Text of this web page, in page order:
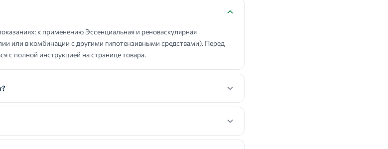
к применению Эссенциальная и реноваскулярная
или в комбинации с другими гипотензивными средствами). Перед
с полной инструкцией на странице товара.